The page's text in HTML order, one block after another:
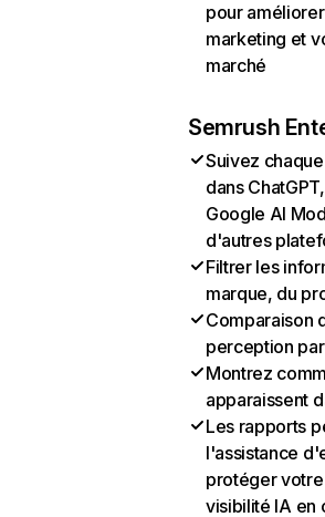
pour
marketing et
marché
Semrush
Suivez
dans
Google AI
d'autres
Filtrer les
marque, du
Comparaison
perception
Montrez
apparaissent
Les rapports
l'assistance
protéger
visibilité IA en